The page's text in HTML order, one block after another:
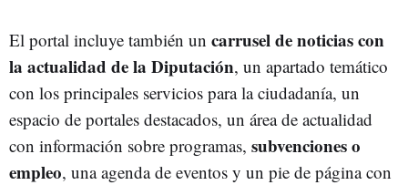
El portal incluye también un carrusel de noticias con
la actualidad de la Diputación, un apartado temático
con los principales servicios para la ciudadanía, un
espacio de portales destacados, un área de actualidad
con información sobre programas, subvenciones o
empleo, una agenda de eventos y un pie de página con